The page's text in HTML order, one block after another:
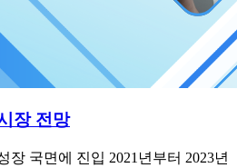
장 전망
장 국면에 진입 2021년부터 2023년